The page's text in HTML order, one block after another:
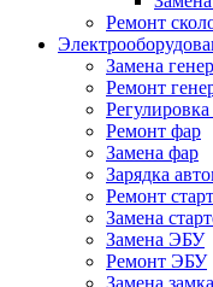
Ремонт
Замена
Ремонт
Ремонт фар
Замена фар
Зарядка
Ремонт
Замена
Замена ЭБУ
Ремонт ЭБУ
Замена